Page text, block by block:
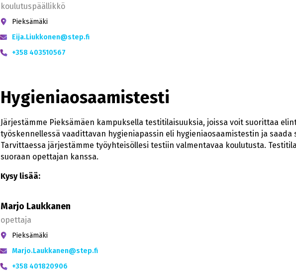
koulutuspäällikkö
Pieksämäki
Eija.Liukkonen@step.fi
+358 403510567
Hygieniaosaamistesti
Järjestämme Pieksämäen kampuksella testitilaisuuksia, joissa voit suorittaa
työskennellessä vaadittavan hygieniapassin eli hygieniaosaamistestin ja saada
Tarvittaessa järjestämme työyhteisöllesi testiin valmentavaa koulutusta.
suoraan opettajan kanssa.
Kysy lisää:
Marjo Laukkanen
opettaja
Pieksämäki
Marjo.Laukkanen@step.fi
+358 401820906